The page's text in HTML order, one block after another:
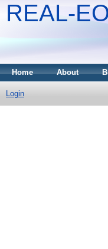
REAL-
Home About
Login